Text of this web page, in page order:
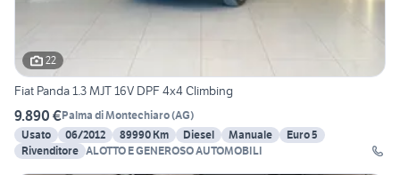
22
Fiat Panda 1.3 MJT 16V DPF 4x4 Climbing
9.890 €Palma di Montechiaro(AG)
Usato
06/2012 89990 Km Diesel Manuale
Euro 5
Rivenditore ALOTTO E GENEROSO AUTOMOBILI